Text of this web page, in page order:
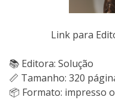
Link para
📚 Editora: Solução
📏 Tamanho: 320
📦 Formato: impresso